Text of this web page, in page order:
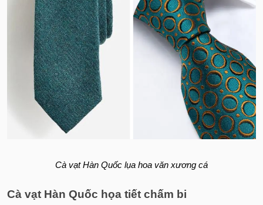
Cà vạt Hàn Quốc lụa hoa văn xương cá
Cà vạt Hàn Quốc họa tiết chấm bi